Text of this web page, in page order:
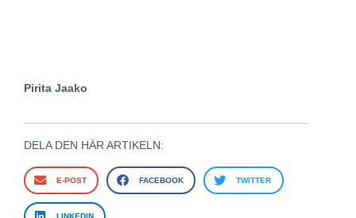
Pirita Jaako
DELA DEN HÄR ARTIKELN:
E-POST FACEBOOK TWITTER